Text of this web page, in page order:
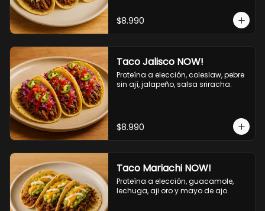
$8.990
Taco Jalisco NOW!
Proteína a elección, coleslaw, pebre
sin ají, jalapeño, salsa sriracha.
$8.990
Taco Mariachi NOW!
Proteína a elección, guacamole,
lechuga, aji oro y mayo de ajo.